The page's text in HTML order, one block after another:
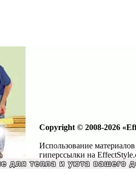
Copyright © 2008-2026
Использование
гиперссылки на